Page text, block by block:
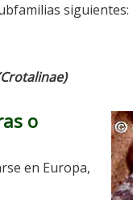
siguientes:
o
en Europa,